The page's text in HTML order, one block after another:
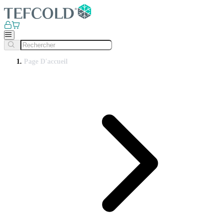
Page D'accueil